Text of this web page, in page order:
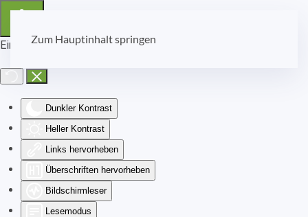
Eingabehilfen öffnen
Dunkler Kontrast
Heller Kontrast
Links hervorheben
Überschriften hervorheben
Bildschirmleser
Lesemodus
Zum Hauptinhalt springen